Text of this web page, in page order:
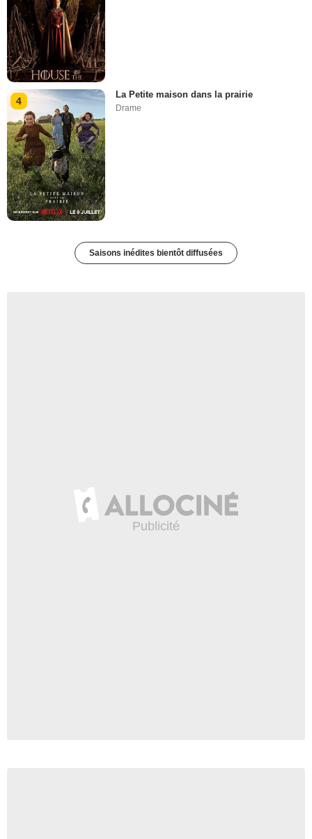
4
La Petite maison dans la prairie
Drame
Saisons inédites bientôt diffusées